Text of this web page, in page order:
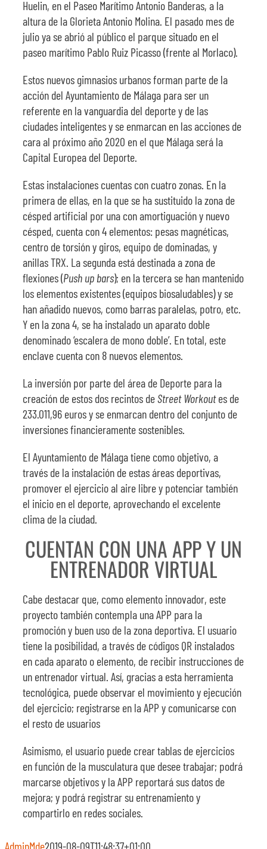
Huelin, en el Paseo Marítimo Antonio Banderas, a la
altura de la Glorieta Antonio Molina. El pasado mes de
julio ya se abrió al público el parque situado en el
paseo marítimo Pablo Ruiz Picasso (frente al Morlaco).
Estos nuevos gimnasios urbanos forman parte de la
acción del Ayuntamiento de Málaga para ser un
referente en la vanguardia del deporte y de las
ciudades inteligentes y se enmarcan en las acciones de
cara al próximo año 2020 en el que Málaga será la
Capital Europea del Deporte.
Estas instalaciones cuentas con cuatro zonas. En la
primera de ellas, en la que se ha sustituido la zona de
césped artificial por una con amortiguación y nuevo
césped, cuenta con 4 elementos: pesas magnéticas,
centro de torsión y giros, equipo de dominadas, y
anillas TRX. La segunda está destinada a zona de
flexiones (Push up bars); en la tercera se han mantenido
los elementos existentes (equipos biosaludables) y se
han añadido nuevos, como barras paralelas, potro, etc.
Y en la zona 4, se ha instalado un aparato doble
denominado ‘escalera de mono doble’. En total, este
enclave cuenta con 8 nuevos elementos.
La inversión por parte del área de Deporte para la
creación de estos dos recintos deStreet Workoutes de
233.011,96 euros y se enmarcan dentro del conjunto de
inversiones financieramente sostenibles.
El Ayuntamiento de Málaga tiene como objetivo, a
través de la instalación de estas áreas deportivas,
promover el ejercicio al aire libre y potenciar también
el inicio en el deporte, aprovechando el excelente
clima de la ciudad.
CUENTAN CON UNA APP Y UN
ENTRENADOR VIRTUAL
Cabe destacar que, como elemento innovador, este
proyecto también contempla una APP para la
promoción y buen uso de la zona deportiva. El usuario
tiene la posibilidad, a través de códigos QR instalados
en cada aparato o elemento, de recibir instrucciones de
un entrenador virtual. Así, gracias a esta herramienta
tecnológica, puede observar el movimiento y ejecución
del ejercicio; registrarse en la APP y comunicarse con
el resto de usuarios
Asimismo, el usuario puede crear tablas de ejercicios
en función de la musculatura que desee trabajar; podrá
marcarse objetivos y la APP reportará sus datos de
mejora; y podrá registrar su entrenamiento y
compartirlo en redes sociales.